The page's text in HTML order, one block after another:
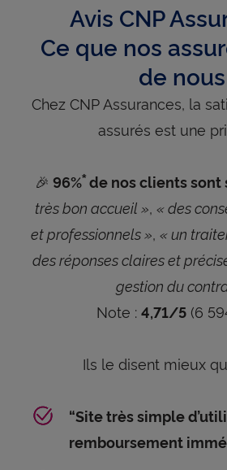
Avis CNP
Ce que nos
de nous
Chez CNP Assurances, la
assurés est une
🎉 96%* de nos clients sont
très bon accueil », « des
et professionnels », « un
des réponses claires et
gestion du
Note : 4,71/5(6
Ils le disent mieux
“Site très simple
remboursement